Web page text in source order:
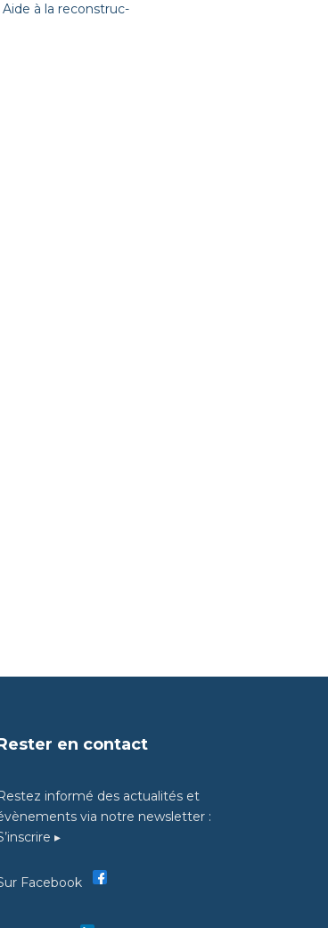
Aide à la recon­struc­
en contact
informé des actualités et
via notre newsletter :
▸
Facebook